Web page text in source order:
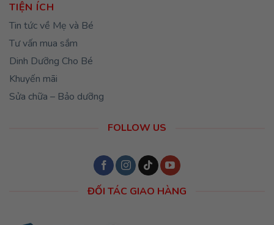
TIỆN ÍCH
Tin tức về Mẹ và Bé
Tư vấn mua sắm
Dinh Dưỡng Cho Bé
Khuyến mãi
Sửa chữa – Bảo dưỡng
FOLLOW US
ĐỐI TÁC GIAO HÀNG